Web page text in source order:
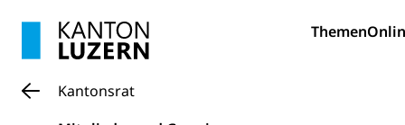
Themen
Kantonsrat